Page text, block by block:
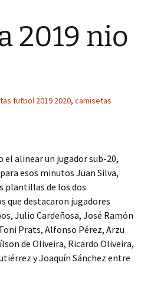
2019 nio
futbol 2019 2020, camisetas
el alinear un jugador sub-20,
esos minutos Juan Silva,
plantillas de los dos
que destacaron jugadores
Julio Cardeñosa, José Ramón
Prats, Alfonso Pérez, Arzu
de Oliveira, Ricardo Oliveira,
y Joaquín Sánchez entre